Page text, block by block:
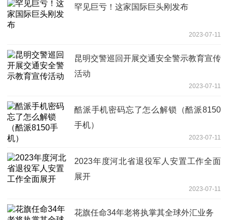
罕见巨亏！这家国际巨头刚发布
2023-07-11
昆明交警巡回开展交通安全警示教育宣传
活动
2023-07-11
酷派手机密码忘了怎么解锁（酷派8150
手机）
2023-07-11
2023年度河北省退役军人安置工作全面
展开
2023-07-11
花旗任命34年老将执掌其全球外汇业务